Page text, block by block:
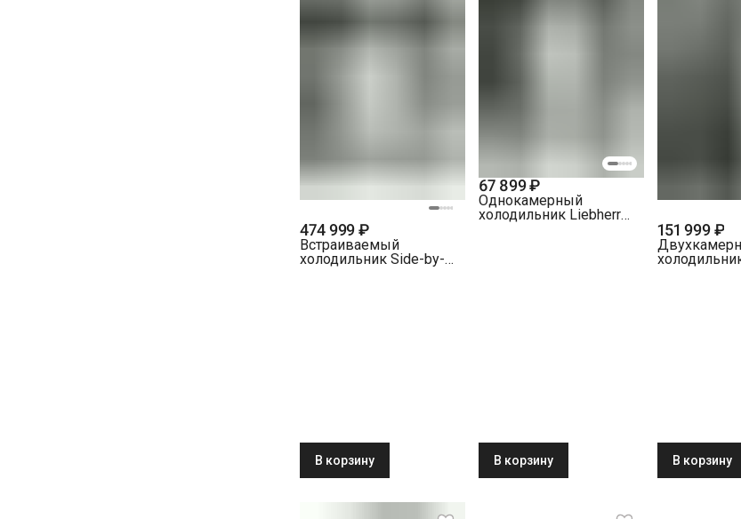
474 999 ₽
Встраиваемый
холодильник Side-by-
В корзину
67 899 ₽
Однокамерный
холодильник Liebherr
В корзину
151 999 ₽
В корзину